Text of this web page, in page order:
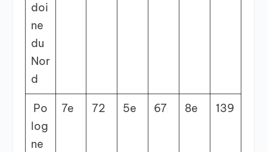
doi
ne
du
Nor
d
Po
log
ne
7e 72 5e 67 8e 139